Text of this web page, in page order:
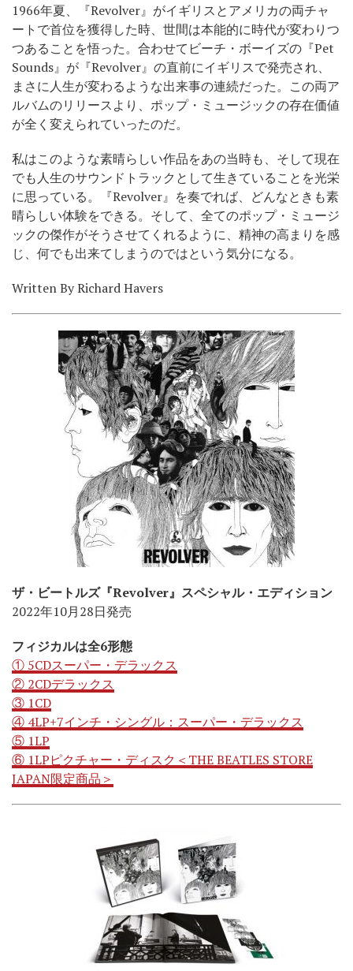
1966年夏、『Revolver』がイギリスとアメリカの両チャ
ートで首位を獲得した時、世間は本能的に時代が変わりつ
つあることを悟った。合わせてビーチ・ボーイズの『Pet
Sounds』が『Revolver』の直前にイギリスで発売され、
まさに人生が変わるような出来事の連続だった。この両ア
ルバムのリリースより、ポップ・ミュージックの存在価値
が全く変えられていったのだ。
私はこのような素晴らしい作品をあの当時も、そして現在
でも人生のサウンドトラックとして生きていることを光栄
に思っている。『Revolver』を奏でれば、どんなときも素
晴らしい体験をできる。そして、全てのポップ・ミュージ
ックの傑作がそうさせてくれるように、精神の高まりを感
じ、何でも出来てしまうのではという気分になる。
Written ByRichard Havers
ザ・ビートルズ『Revolver』スペシャル・エディション
2022年10月28日発売
フィジカルは全6形態
① 5CDスーパー・デラックス
② 2CDデラックス
③ 1CD
④ 4LP+7インチ・シングル：スーパー・デラックス
⑤ 1LP
⑥ 1LPピクチャー・ディスク＜THE BEATLES STORE
JAPAN限定商品＞